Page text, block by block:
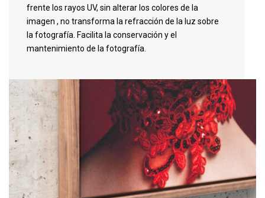
frente los rayos UV, sin alterar los colores de la
imagen , no transforma la refracción de la luz sobre
la fotografía. Facilita la conservación y el
mantenimiento de la fotografía.